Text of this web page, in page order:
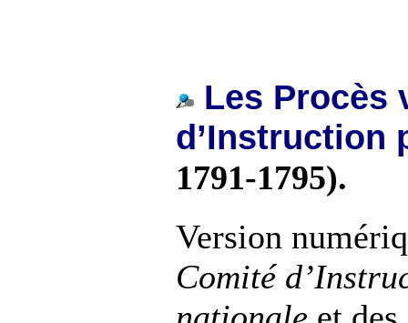
Les Procès
d’Instruction
1791-1795).
Version
Comité